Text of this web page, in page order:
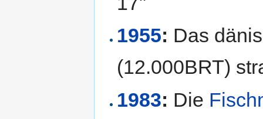
1955: Das
(12.000BRT)
1983: Die